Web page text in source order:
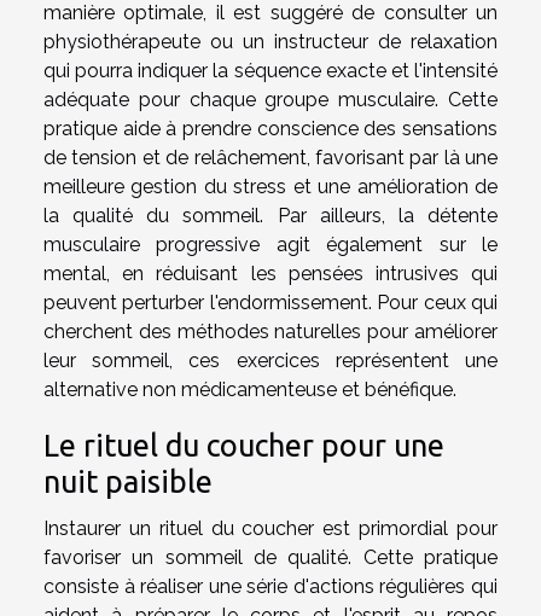
manière optimale, il est suggéré de consulter un
physiothérapeute ou un instructeur de relaxation
qui pourra indiquer la séquence exacte et l'intensité
adéquate pour chaque groupe musculaire. Cette
pratique aide à prendre conscience des sensations
de tension et de relâchement, favorisant par là une
meilleure gestion du stress et une amélioration de
la qualité du sommeil. Par ailleurs, la détente
musculaire progressive agit également sur le
mental, en réduisant les pensées intrusives qui
peuvent perturber l'endormissement. Pour ceux qui
cherchent des méthodes naturelles pour améliorer
leur sommeil, ces exercices représentent une
alternative non médicamenteuse et bénéfique.
Le rituel du coucher pour une
nuit paisible
Instaurer un rituel du coucher est primordial pour
favoriser un sommeil de qualité. Cette pratique
consiste à réaliser une série d'actions régulières qui